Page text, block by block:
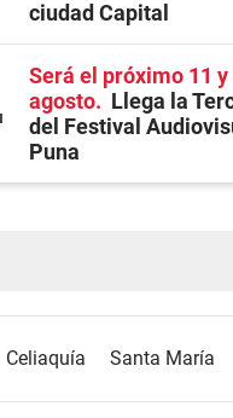
ciudad Capital
Será el próximo 11 y
agosto
Llega la
del Festival
Puna
Celiaquía Santa María